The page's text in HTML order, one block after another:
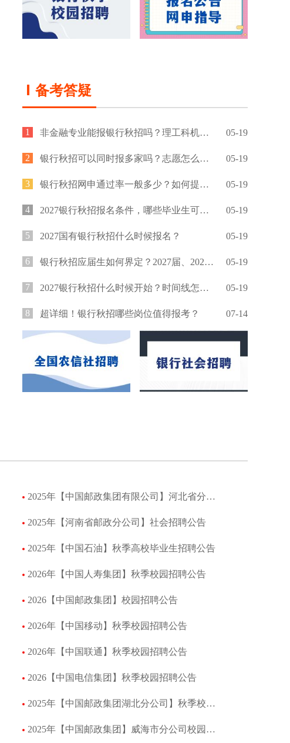
备考答疑
1 非金融专业能报银行秋招吗？理工科机会大吗？ 05-19
2 银行秋招可以同时报多家吗？志愿怎么填？ 05-19
3 银行秋招网申通过率一般多少？如何提高通过率？ 05-19
4 2027银行秋招报名条件，哪些毕业生可以报名？ 05-19
5 2027国有银行秋招什么时候报名？ 05-19
6 银行秋招应届生如何界定？2027届、2026届还能报吗？ 05-19
7 2027银行秋招什么时候开始？时间线怎么安排？ 05-19
8 超详细！银行秋招哪些岗位值得报考？ 07-14
2025年【中国邮政集团有限公司】河北省分公司社会招聘
2025年【河南省邮政分公司】社会招聘公告
2025年【中国石油】秋季高校毕业生招聘公告
2026年【中国人寿集团】秋季校园招聘公告
2026【中国邮政集团】校园招聘公告
2026年【中国移动】秋季校园招聘公告
2026年【中国联通】秋季校园招聘公告
2026【中国电信集团】秋季校园招聘公告
2025年【中国邮政集团湖北分公司】秋季校园招聘公告
2025年【中国邮政集团】威海市分公司校园招聘公告